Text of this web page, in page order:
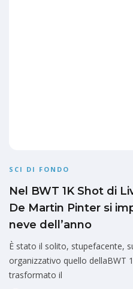
SCI DI FONDO
Nel BWT 1K Shot di
De Martin Pinter si
neve dell’anno
È stato il solito, stupefacente,
organizzativo quello dellaBWT
trasformato il